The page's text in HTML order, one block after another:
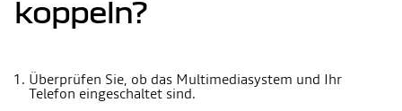
koppeln?
Überprüfen Sie, ob das Multimediasystem und Ihr
Telefon eingeschaltet sind.